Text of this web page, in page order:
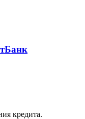
кредита.